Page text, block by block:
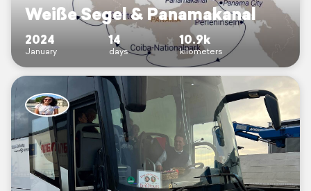
Weiße Segel & Panamakanal
2024
January
14
days
10.9k
kilometers